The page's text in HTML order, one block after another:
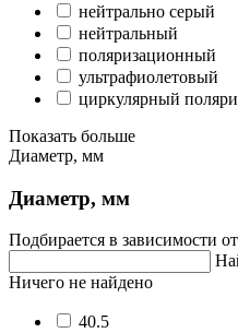
нейтрально серый
нейтральный
поляризационный
ультрафиолетовый
циркулярный
Показать больше
Диаметр, мм
Диаметр, мм
Подбирается в зависимости
Ничего не найдено
40.5